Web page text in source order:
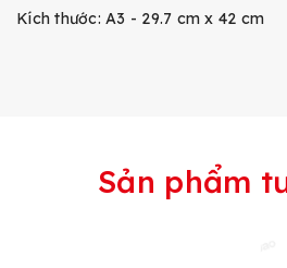
Kích thước: A3 - 29.7 cm x 42 cm
Sản phẩm